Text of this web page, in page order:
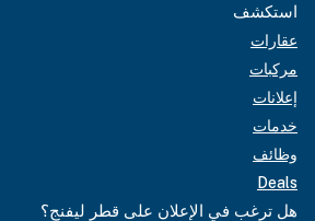
استكشف
عقارات
مركبات
إعلانات
خدمات
وظائف
Deals
هل ترغب في الإعلان على قطر ليفنج؟